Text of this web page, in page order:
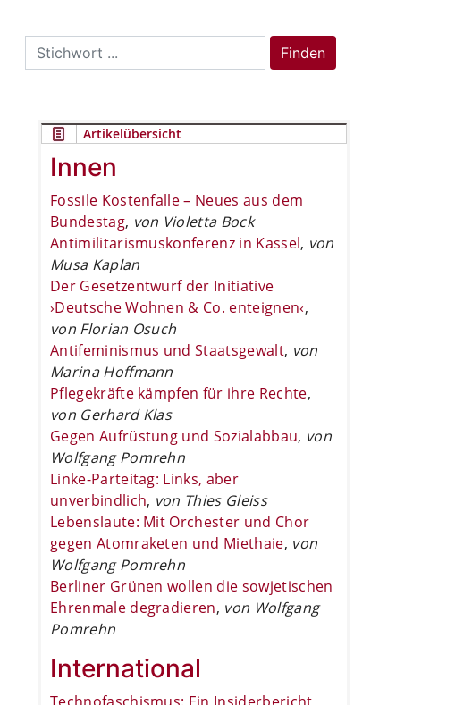
Search
for:
Finden
Artikelübersicht
Innen
Fossile Kostenfalle – Neues aus dem
Bundestag, von Violetta Bock
Antimilitarismuskonferenz in Kassel, von
Musa Kaplan
Der Gesetzentwurf der Initiative
›Deutsche Wohnen & Co. enteignen‹,
von Florian Osuch
Antifeminismus und Staatsgewalt, von
Marina Hoffmann
Pflegekräfte kämpfen für ihre Rechte,
von Gerhard Klas
Gegen Aufrüstung und Sozialabbau, von
Wolfgang Pomrehn
Linke-Parteitag: Links, aber
unverbindlich, von Thies Gleiss
Lebenslaute: Mit Orchester und Chor
gegen Atomraketen und Miethaie, von
Wolfgang Pomrehn
Berliner Grünen wollen die sowjetischen
Ehrenmale degradieren, von Wolfgang
Pomrehn
International